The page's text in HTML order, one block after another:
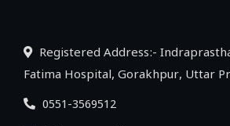
Registered Address:-
Fatima Hospital, Gorakhpur, Uttar
0551-3569512